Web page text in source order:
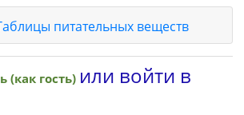
питательных веществ
(как гость) или войти в